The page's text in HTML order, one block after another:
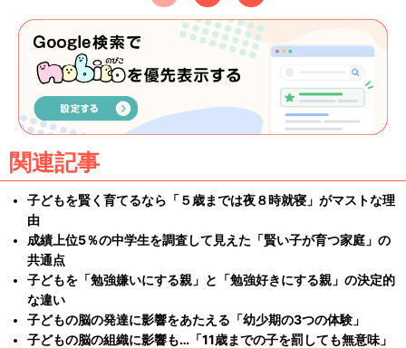
関連記事
子どもを賢く育てるなら「５歳までは夜８時就寝」がマストな理
由
成績上位5％の中学生を調査して見えた「賢い子が育つ家庭」の
共通点
子どもを「勉強嫌いにする親」と「勉強好きにする親」の決定的
な違い
子どもの脳の発達に影響をあたえる「幼少期の3つの体験」
子どもの脳の組織に影響も…「11歳までの子を罰しても無意味」